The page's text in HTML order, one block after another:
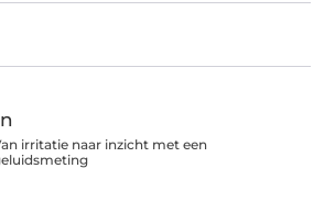
irritatie naar inzicht met een